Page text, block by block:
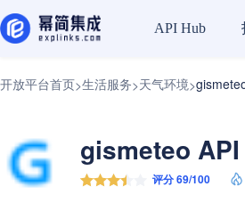
API Hub
开放平台首页>生活服务>天气环境>
gismeteo API
评分 69/100